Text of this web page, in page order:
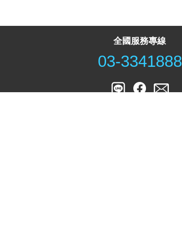
全國服務專線
03-3341888